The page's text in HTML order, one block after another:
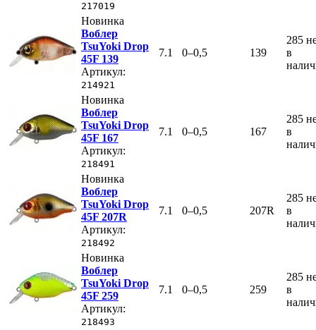
217019
Новинка
Воблер
TsuYoki Drop
45F 139
Артикул:
214921
7.1 0–0,5 139
285
в
Новинка
Воблер
TsuYoki Drop
45F 167
Артикул:
218491
7.1 0–0,5 167
285
в
Новинка
Воблер
TsuYoki Drop
45F 207R
Артикул:
218492
7.1 0–0,5 207R
285
в
Новинка
Воблер
TsuYoki Drop
45F 259
Артикул:
218493
7.1 0–0,5 259
285
в